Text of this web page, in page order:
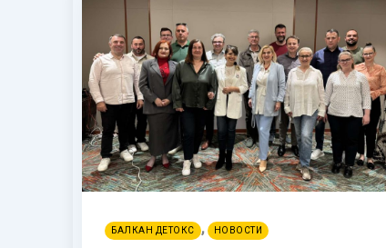
БАЛКАН ДЕТОКС , НОВОСТИ